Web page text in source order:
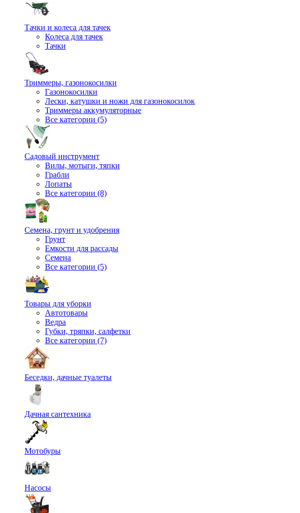
Тачки и колеса для тачек
Колеса для тачек
Тачки
Триммеры, газонокосилки
Газонокосилки
Лески, катушки и ножи для газонокосилок
Триммеры аккумуляторные
Все категории (5)
Садовый инструмент
Вилы, мотыги, тяпки
Грабли
Лопаты
Все категории (8)
Семена, грунт и удобрения
Грунт
Емкости для рассады
Семена
Все категории (5)
Товары для уборки
Автотовары
Ведра
Губки, тряпки, салфетки
Все категории (7)
Беседки, дачные туалеты
Дачная сантехника
Мотобуры
Насосы